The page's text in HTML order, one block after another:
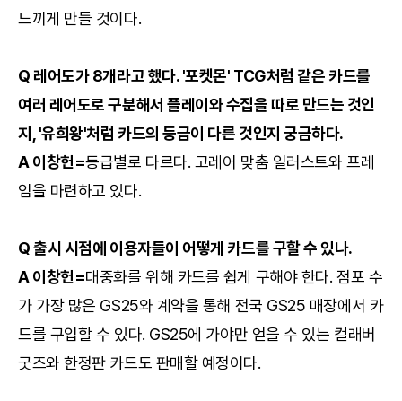
느끼게 만들 것이다.
Q 레어도가 8개라고 했다. '포켓몬' TCG처럼 같은 카드를
여러 레어도로 구분해서 플레이와 수집을 따로 만드는 것인
지, '유희왕'처럼 카드의 등급이 다른 것인지 궁금하다.
A 이창헌=등급별로 다르다. 고레어 맞춤 일러스트와 프레
임을 마련하고 있다.
Q 출시 시점에 이용자들이 어떻게 카드를 구할 수 있나.
A 이창헌=대중화를 위해 카드를 쉽게 구해야 한다. 점포 수
가 가장 많은 GS25와 계약을 통해 전국 GS25 매장에서 카
드를 구입할 수 있다. GS25에 가야만 얻을 수 있는 컬래버
굿즈와 한정판 카드도 판매할 예정이다.